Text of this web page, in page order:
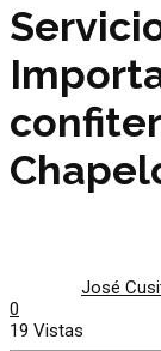
José
0
19 Vistas